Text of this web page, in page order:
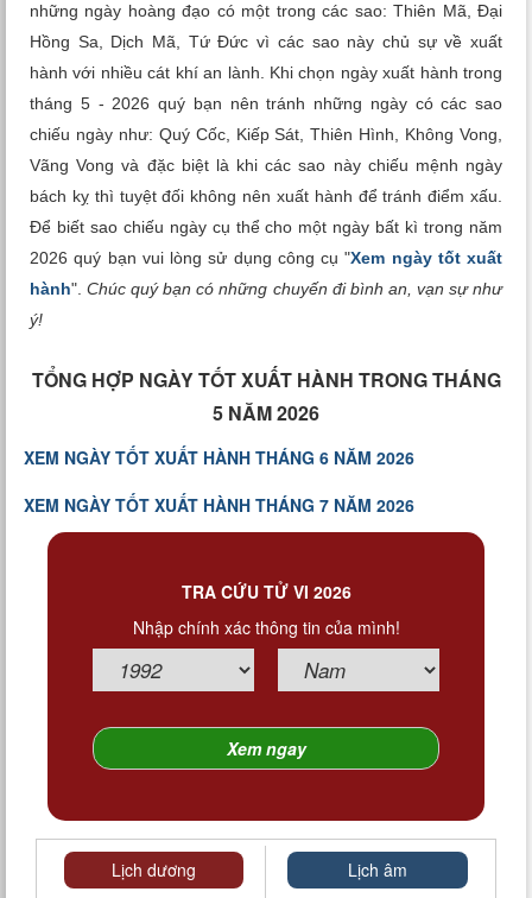
những ngày hoàng đạo có một trong các sao: Thiên Mã, Đại
Hồng Sa, Dịch Mã, Tứ Đức vì các sao này chủ sự về xuất
hành với nhiều cát khí an lành. Khi chọn ngày xuất hành trong
tháng 5 - 2026 quý bạn nên tránh những ngày có các sao
chiếu ngày như: Quý Cốc, Kiếp Sát, Thiên Hình, Không Vong,
Vãng Vong và đặc biệt là khi các sao này chiếu mệnh ngày
bách kỵ thì tuyệt đối không nên xuất hành để tránh điểm xấu.
Để biết sao chiếu ngày cụ thể cho một ngày bất kì trong năm
2026 quý bạn vui lòng sử dụng công cụ "Xem ngày tốt xuất
hành".Chúc quý bạn có những chuyến đi bình an, vạn sự như
ý!
TỔNG HỢP NGÀY TỐT XUẤT HÀNH TRONG THÁNG
5 NĂM 2026
XEM NGÀY TỐT XUẤT HÀNH THÁNG 6 NĂM 2026
XEM NGÀY TỐT XUẤT HÀNH THÁNG 7 NĂM 2026
TRA CỨU TỬ VI 2026
Nhập chính xác thông tin của mình!
Lịch dương Lịch âm